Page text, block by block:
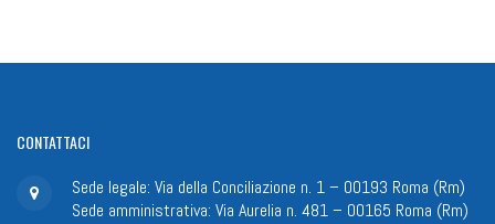
CONTATTACI
Sede legale: Via della Conciliazione n. 1 – 00193 Roma (Rm)
Sede amministrativa: Via Aurelia n. 481 – 00165 Roma (Rm)